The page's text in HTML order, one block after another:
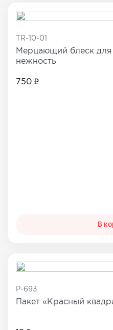
TR-10-01
Мерцающий блеск
нежность
750
В
P-693
Пакет «Красный